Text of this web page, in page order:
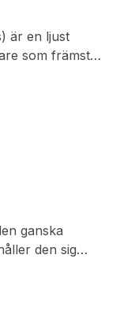
är en ljust
som främst
ganska
den sig